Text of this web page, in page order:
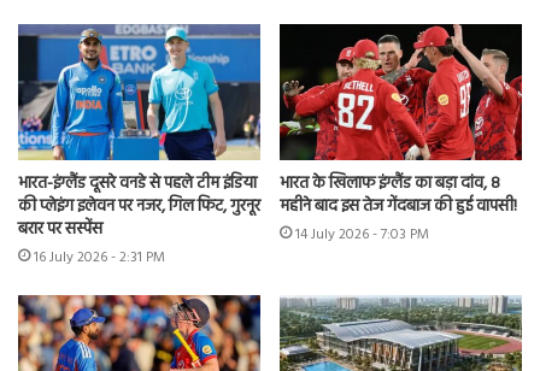
भारत-इंग्लैंड दूसरे वनडे से पहले टीम इंडिया
की प्लेइंग इलेवन पर नजर, गिल फिट, गुरनूर
बरार पर सस्पेंस
16 July 2026 - 2:31 PM
भारत के खिलाफ इंग्लैंड का बड़ा दांव, 8
महीने बाद इस तेज गेंदबाज की हुई वापसी!
14 July 2026 - 7:03 PM